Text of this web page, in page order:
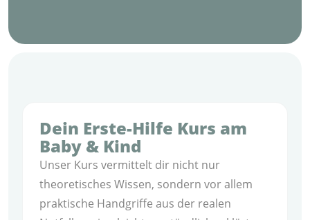
Dein Erste-Hilfe Kurs am
Baby & Kind
Unser Kurs vermittelt dir nicht nur
theoretisches Wissen, sondern vor allem
praktische Handgriffe aus der realen